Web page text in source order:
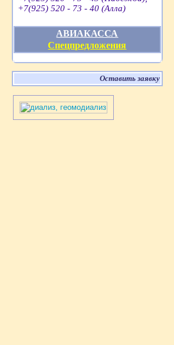
+7(925) 520 - 73 - 40 (Алла)
АВИАКАССА
Спецпредложения
Оставить заявку